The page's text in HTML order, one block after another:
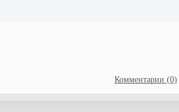
Комментарии (0)